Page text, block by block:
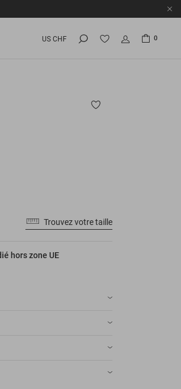
US CHF 0
Trouvez votre taille
hors zone UE